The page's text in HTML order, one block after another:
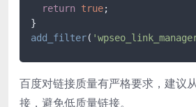
return true;
add_filter(
百度对链接质量有严格要求，建议
接，避免低质量链接。